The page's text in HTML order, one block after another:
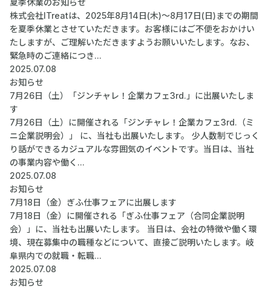
夏季休業のお知らせ
株式会社ITreatは、2025年8月14日(木)～8月17日(日)までの期間
を夏季休業とさせていただきます。お客様にはご不便をおかけい
たしますが、ご理解いただきますようお願いいたします。なお、
緊急時のご連絡につき...
2025.07.08
お知らせ
7月26日（土）「ジンチャレ！企業カフェ3rd.」に出展いたしま
す
7月26日（土）に開催される「ジンチャレ！企業カフェ3rd.（ミ
ニ企業説明会）」 に、当社も出展いたします。 少人数制でじっく
り話ができるカジュアルな雰囲気のイベントです。当日は、当社
の事業内容や働く...
2025.07.08
お知らせ
7月18日（金）ぎふ仕事フェアに出展します
7月18日（金）に開催される「ぎふ仕事フェア（合同企業説明
会）」に、当社も出展いたします。 当日は、会社の特徴や働く環
境、現在募集中の職種などについて、直接ご説明いたします。岐
阜県内での就職・転職...
2025.07.08
お知らせ